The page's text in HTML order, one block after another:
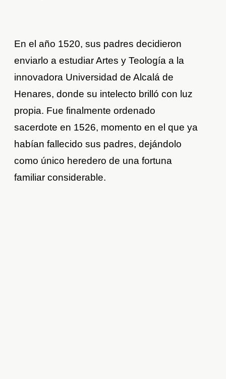
En el año 1520, sus padres decidieron
enviarlo a estudiar Artes y Teología a la
innovadora Universidad de Alcalá de
Henares, donde su intelecto brilló con luz
propia. Fue finalmente ordenado
sacerdote en 1526, momento en el que ya
habían fallecido sus padres, dejándolo
como único heredero de una fortuna
familiar considerable.